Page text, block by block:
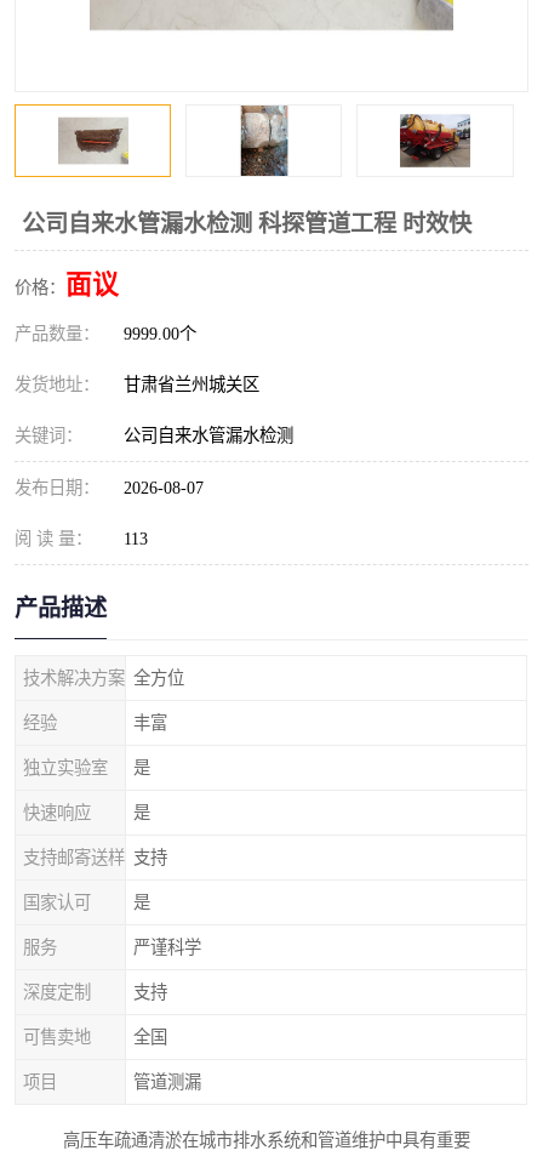
公司自来水管漏水检测 科探管道工程 时效快
价格： 面议
产品数量： 9999.00个
发货地址： 甘肃省兰州城关区
关键词： 公司自来水管漏水检测
发布日期： 2026-08-07
阅 读 量： 113
产品描述
技术解决方案 全方位
经验 丰富
独立实验室 是
快速响应 是
支持邮寄送样 支持
国家认可 是
服务 严谨科学
深度定制 支持
可售卖地 全国
项目 管道测漏
高压车疏通清淤在城市排水系统和管道维护中具有重要